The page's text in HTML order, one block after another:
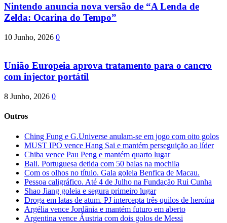
Nintendo anuncia nova versão de “A Lenda de
Zelda: Ocarina do Tempo”
10 Junho, 2026 0
União Europeia aprova tratamento para o cancro
com injector portátil
8 Junho, 2026 0
Outros
Ching Fung e G.Universe anulam-se em jogo com oito golos
MUST IPO vence Hang Sai e mantém perseguição ao líder
Chiba vence Pau Peng e mantém quarto lugar
Bali. Portuguesa detida com 50 balas na mochila
Com os olhos no título. Gala goleia Benfica de Macau.
Pessoa caligráfico. Até 4 de Julho na Fundação Rui Cunha
Shao Jiang goleia e segura primeiro lugar
Droga em latas de atum. PJ intercepta três quilos de heroína
Argélia vence Jordânia e mantém futuro em aberto
Argentina vence Áustria com dois golos de Messi